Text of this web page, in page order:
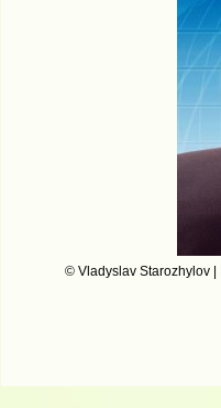
© Vladyslav Starozhylov |